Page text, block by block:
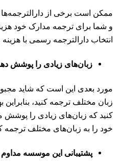
ممکن است برخی از دارالترجمه‌ها
و شما برای ترجمه مدارک خود
انتخاب دارالترجمه رسمی با
زبان‌های زیادی را پوشش دهد
مورد بعدی این است که شاید مجبور
زبان مختلف ترجمه کنید، بنابراین
کنید که زبان‌های زیادی را پوشش
خود را به زبان‌های مختلف ترجمه
پشتیبانی این موسسه مداوم